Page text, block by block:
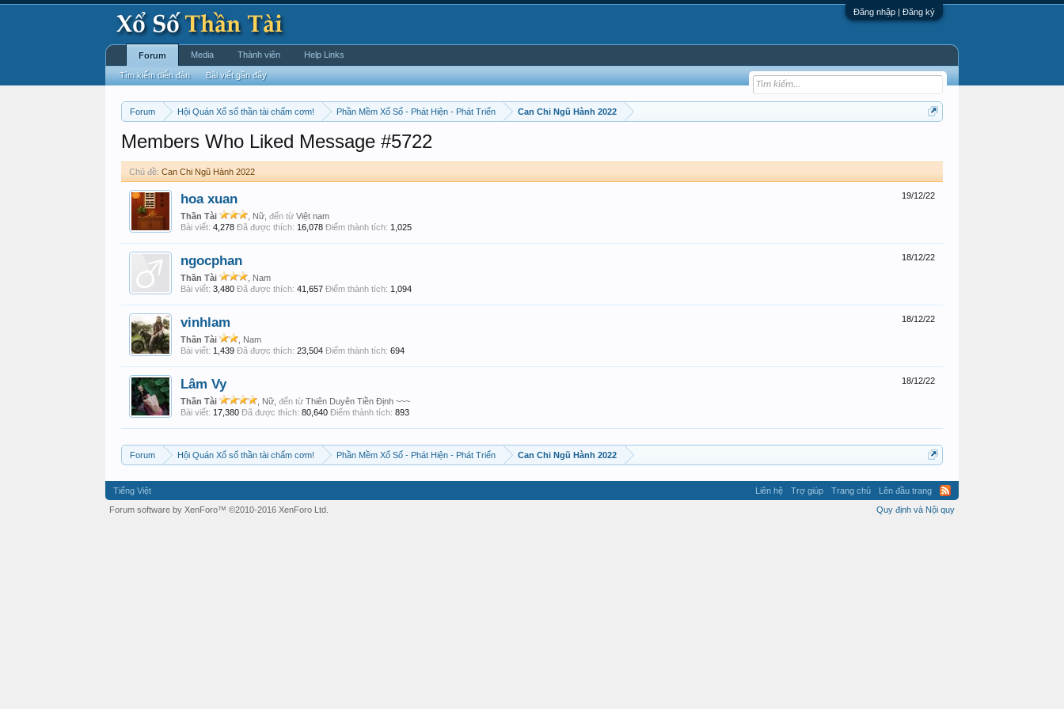
Đăng nhập | Đăng ký
Forum Hội Quán Xổ số thần tài chấm cơm! Phần Mềm Xổ Số - Phát Hiện - Phát Triển Can Chi Ngũ Hành 2022
Members Who Liked Message #5722
Chủ đề: Can Chi Ngũ Hành 2022
19/12/22
hoa xuan
Thần Tài , Nữ, đến từ Việt nam
Bài viết: 4,278 Đã được thích: 16,078 Điểm thành tích: 1,025
18/12/22
ngocphan
Thần Tài
, Nam
Bài viết: 3,480 Đã được thích: 41,657 Điểm thành tích: 1,094
18/12/22
vinhlam
Thần Tài
, Nam
Bài viết: 1,439 Đã được thích: 23,504 Điểm thành tích: 694
18/12/22
Lâm Vy
Thần Tài , Nữ, đến từ Thiên Duyên Tiền Định ~~~
Bài viết: 17,380 Đã được thích: 80,640 Điểm thành tích: 893
Forum Hội Quán Xổ số thần tài chấm cơm! Phần Mềm Xổ Số - Phát Hiện - Phát Triển Can Chi Ngũ Hành 2022
Forum
Tìm kiếm diễn đàn Bài viết gần đây
Media Thành viên Help Links
Tiếng Việt Liên hệ Trợ giúp Trang chủ
Lên đầu trang
Quy định và Nội quy
Forum software by XenForo™ ©2010-2016 XenForo Ltd.